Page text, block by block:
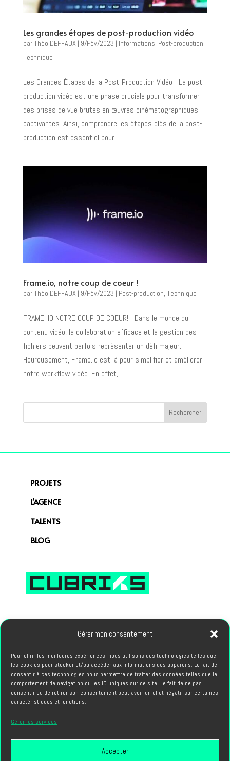
Gérer mon consentement
Pour offrir les meilleures expériences, nous utilisons des technologies telles que
les cookies pour stocker et/ou accéder aux informations des appareils. Le fait de
consentir à ces technologies nous permettra de traiter des données telles que le
comportement de navigation ou les ID uniques sur ce site. Le fait de ne pas
consentir ou de retirer son consentement peut avoir un effet négatif sur certaines
caractéristiques et fonctions.
Gérer les services
Accepter
Les grandes étapes de post-production vidéo
parThéo DEFFAUX | 9/Fév/2023 | Informations Post-production
Technique
Les Grandes Étapes de la Post-Production Vidéo​ La post-
production vidéo est une phase cruciale pour transformer
des prises de vue brutes en œuvres cinématographiques
captivantes. Ainsi, comprendre les étapes clés de la post-
production est essentiel pour...
Frame.io, notre coup de coeur !
parThéo DEFFAUX | 9/Fév/2023 | Post-production, Technique
FRAME .IO NOTRE COUP DE COEUR!​ Dans le monde du
contenu vidéo, la collaboration efficace et la gestion des
fichiers peuvent parfois représenter un défi majeur.
Heureusement, Frame.io est là pour simplifier et améliorer
notre workflow vidéo. En effet,...
PROJETS
L’AGENCE
TALENTS
BLOG
PROJETS
hello@cubriks.com
CANDIDATURES